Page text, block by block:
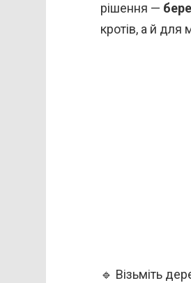
рішення —
кротів, а й для
🔹 Візьміть